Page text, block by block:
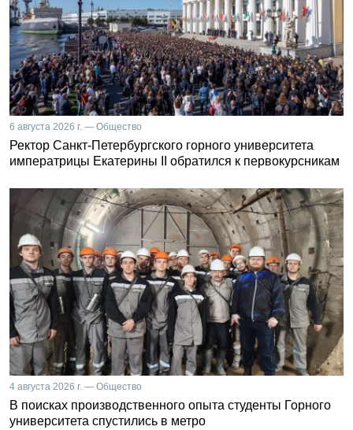
6 августа 2026 г. — Общество
Ректор Санкт-Петербургского горного университета
императрицы Екатерины II обратился к первокурсникам
4 августа 2026 г. — Общество
В поисках производственного опыта студенты Горного
университета спустились в метро